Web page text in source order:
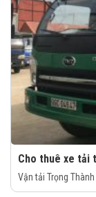
Cho thuê xe tải
Vận tải Trọng